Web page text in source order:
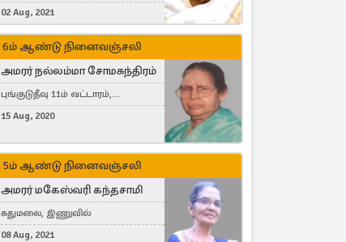
வெள்ளவத்தை
02 Aug, 2021
6ம் ஆண்டு நினைவஞ்சலி
அமரர் நல்லம்மா சோமசுந்திரம்
புங்குடுதீவு 11ம் வட்டாரம்,
கொட்டாஞ்சேனை
15 Aug, 2020
5ம் ஆண்டு நினைவஞ்சலி
அமரர் மகேஸ்வரி கந்தசாமி
சுதுமலை, இணுவில்
08 Aug, 2021